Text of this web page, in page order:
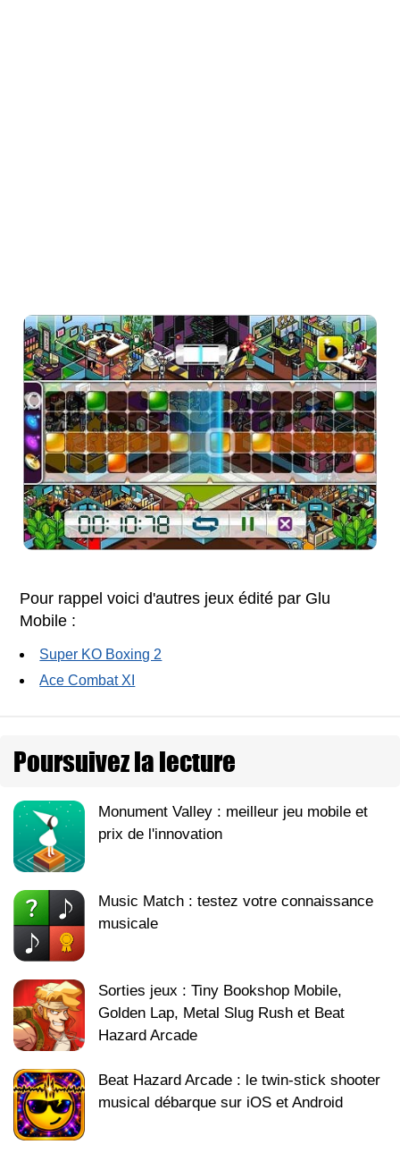
Pour rappel voici d'autres jeux édité par Glu
Mobile :
Super KO Boxing 2
Ace Combat XI
Poursuivez la lecture
Monument Valley : meilleur jeu mobile et
prix de l'innovation
Music Match : testez votre connaissance
musicale
Sorties jeux : Tiny Bookshop Mobile,
Golden Lap, Metal Slug Rush et Beat
Hazard Arcade
Beat Hazard Arcade : le twin-stick shooter
musical débarque sur iOS et Android